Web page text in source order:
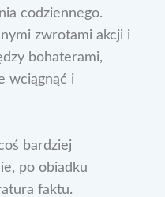
codziennego.
zwrotami akcji i
bohaterami,
wciągnąć i
bardziej
po obiadku
faktu.